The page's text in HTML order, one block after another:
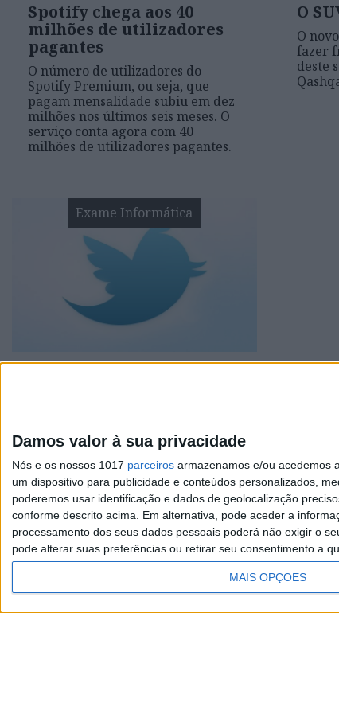
Damos valor à sua privacidade
Nós e os nossos 1017 parceiros armazenamos e/ou acedemos
um dispositivo para publicidade e conteúdos personalizados,
poderemos usar identificação e dados de geolocalização
conforme descrito acima. Em alternativa, pode aceder a
processamento dos seus dados pessoais poderá não exigir o
pode alterar suas preferências ou retirar seu consentimento a
MAIS OPÇÕES
Spotify chega aos 40
milhões de utilizadores
pagantes
O número de utilizadores do
Spotify Premium, ou seja, que
pagam mensalidade subiu em dez
milhões nos últimos seis meses. O
serviço conta agora com 40
milhões de utilizadores pagantes.
O
O
fazer
deste
Exame Informática
premium?
O discurso do CEO do Twitter
deixa antever a preparação de
uma versão do microblogue
exclusiva para profissionais e com
serviços premium.